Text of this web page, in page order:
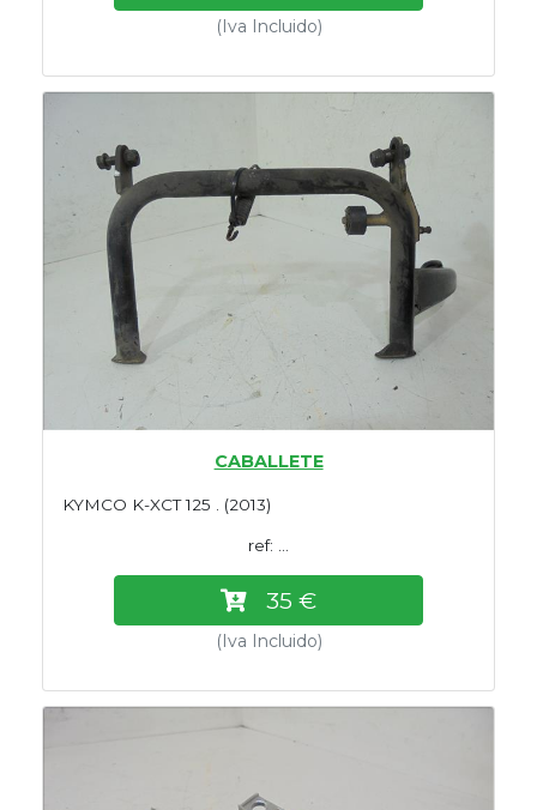
(Iva Incluido)
CABALLETE
KYMCO K-XCT 125 . (2013)
ref: ...
35 €
(Iva Incluido)